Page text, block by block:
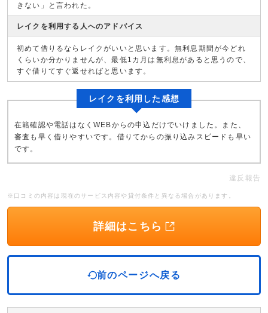
きない」と言われた。
レイクを利用する人へのアドバイス
初めて借りるならレイクがいいと思います。無利息期間が今どれ
くらいか分かりませんが、最低1カ月は無利息があると思うので、
すぐ借りてすぐ返せればと思います。
レイクを利用した感想
在籍確認や電話はなくWEBからの申込だけでいけました。また、
審査も早く借りやすいです。借りてからの振り込みスピードも早い
です。
違反報告
※口コミの内容は現在のサービス内容や貸付条件と異なる場合があります。
詳細はこちら
前のページへ戻る